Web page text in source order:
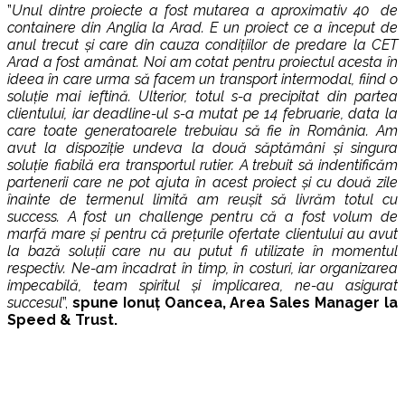
”Unul dintre proiecte a fost mutarea a aproximativ 40 de
containere din Anglia la Arad. E un proiect ce a început de
anul trecut și care din cauza condițiilor de predare la CET
Arad a fost amânat. Noi am cotat pentru proiectul acesta în
ideea în care urma să facem un transport intermodal, fiind o
soluție mai ieftină. Ulterior, totul s-a precipitat din partea
clientului, iar deadline-ul s-a mutat pe 14 februarie, data la
care toate generatoarele trebuiau să fie în România. Am
avut la dispoziție undeva la două săptămâni și singura
soluție fiabilă era transportul rutier. A trebuit să indentificăm
partenerii care ne pot ajuta în acest proiect și cu două zile
înainte de termenul limită am reușit să livrăm totul cu
success. A fost un challenge pentru că a fost volum de
marfă mare și pentru că prețurile ofertate clientului au avut
la bază soluții care nu au putut fi utilizate în momentul
respectiv. Ne-am încadrat în timp, în costuri, iar organizarea
impecabilă, team spiritul și implicarea, ne-au asigurat
succesul”, spune Ionuț Oancea, Area Sales Manager la
Speed & Trust.